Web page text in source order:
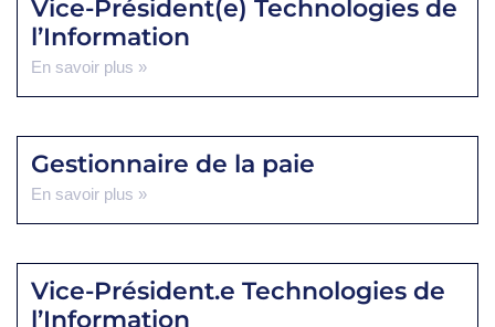
Vice-Président(e) Technologies de
l’Information
En savoir plus »
Gestionnaire de la paie
En savoir plus »
Vice-Président.e Technologies de
l’Information